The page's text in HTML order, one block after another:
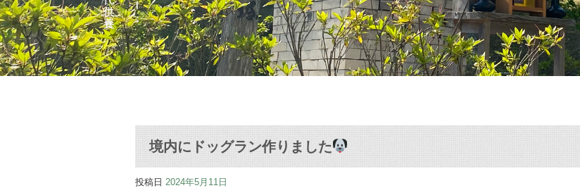
境内にドッグラン作りました
投稿日 2024年5月11日